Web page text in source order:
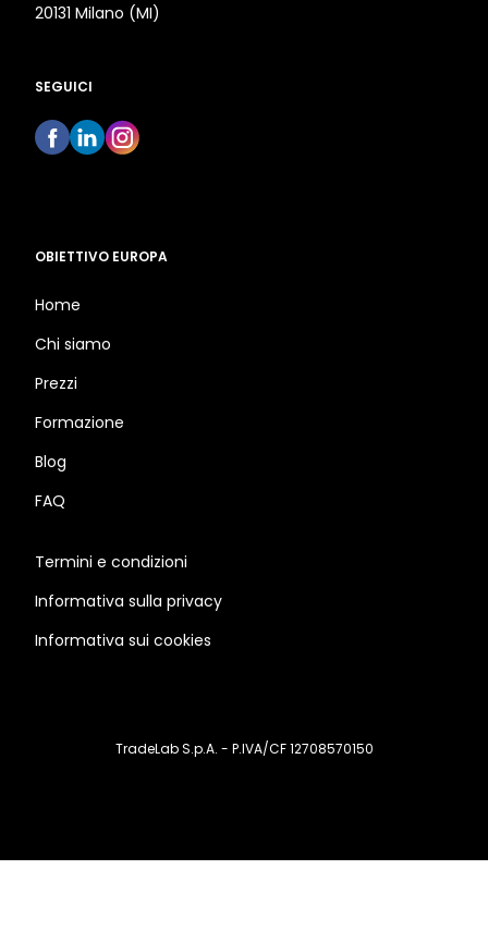
20131 Milano (MI)
SEGUICI
OBIETTIVO EUROPA
Home
Chi siamo
Prezzi
Formazione
Blog
FAQ
Termini e condizioni
Informativa sulla privacy
Informativa sui cookies
TradeLab S.p.A. - P.IVA/CF 12708570150